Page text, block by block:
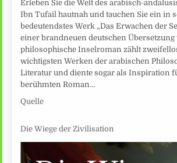
Erleben Sie die Welt des arabisch-
Ibn Tufail hautnah und tauchen Sie ein in
bedeutendstes Werk „Das Erwachen der
einer brandneuen deutschen
philosophische Inselroman zählt
wichtigsten Werken der arabischen
Literatur und diente sogar als Inspiration
berühmten Roman…
Quelle
Die Wiege der Zivilisation